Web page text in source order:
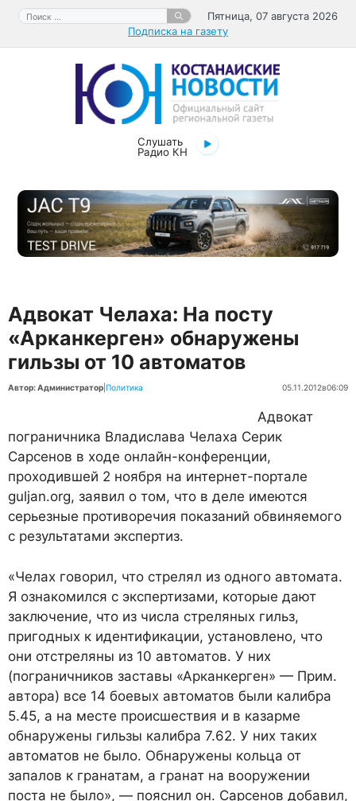
Перейти
содержимому
Поиск:
Пятница, 07 августа 2026
Подписка на газету
Слушать
Радио КН
Адвокат Челаха: На посту
«Арканкерген» обнаружены
гильзы от 10 автоматов
Автор: Администратор Политика 05.11.2012в06:09
Адвокат
пограничника Владислава Челаха Серик
Сарсенов в ходе онлайн-конференции,
проходившей 2 ноября на интернет-портале
guljan.org, заявил о том, что в деле имеются
серьезные противоречия показаний обвиняемого
с результатами экспертиз.
«Челах говорил, что стрелял из одного автомата.
Я ознакомился с экспертизами, которые дают
заключение, что из числа стреляных гильз,
пригодных к идентификации, установлено, что
они отстреляны из 10 автоматов. У них
(пограничников заставы «Арканкерген» — Прим.
автора) все 14 боевых автоматов были калибра
5.45, а на месте происшествия и в казарме
обнаружены гильзы калибра 7.62. У них таких
автоматов не было. Обнаружены кольца от
запалов к гранатам, а гранат на вооружении
поста не было», — пояснил он. Сарсенов добавил,